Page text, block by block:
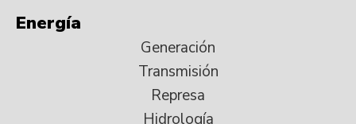
Energía
Generación
Transmisión
Represa
Hidrología